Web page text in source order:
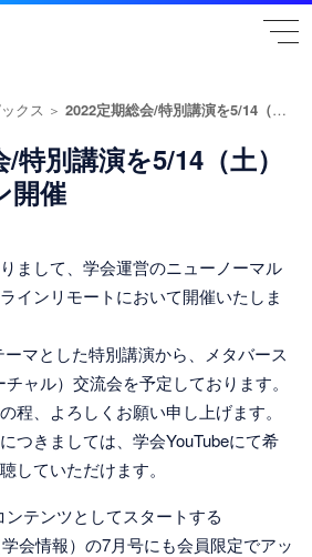
クス 2022定期総会/特別講演を5/14（土）にオンライン開催
特別講演を5/14（土）
開催
まして、学会運営のニューノーマル
インリモートにおいて開催いたしま
マとした特別講演から、メタバース
ャル）交流会を予定しております。
程、よろしくお願い申し上げます。
つきましては、学会YouTubeにて希
していただけます。
テンツとしてスタートする
会情報）の7月号にも会員限定でアッ